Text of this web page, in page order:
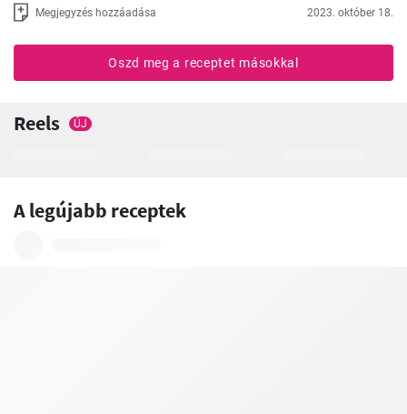
Megjegyzés hozzáadása 2023. október 18.
Oszd meg a receptet másokkal
Reels ÚJ
A legújabb receptek